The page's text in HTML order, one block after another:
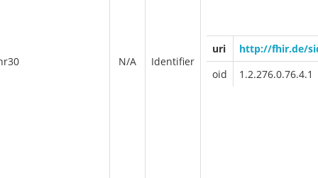
N/A Identifier
uri
http://fhir.de/
oid
1.2.276.0.76.4.1